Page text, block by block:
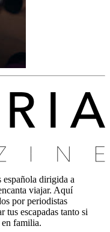
española dirigida a
viajar. Aquí
por periodistas
tus escapadas tanto si
en familia.